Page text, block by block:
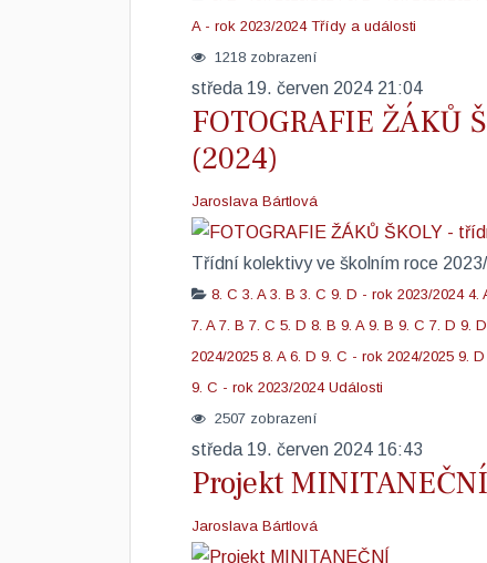
A - rok 2023/2024 Třídy a události
1218 zobrazení
středa 19. červen 2024 21:04
FOTOGRAFIE ŽÁKŮ
(2024)
Jaroslava Bártlová
Třídní kolektivy ve školním roce
8. C 3. A 3. B 3. C 9. D - rok 2023/2024 4.
7. A 7. B 7. C 5. D 8. B 9. A 9. B 9. C 7. D 9. D
2024/2025 8. A 6. D 9. C - rok 2024/2025 9.
9. C - rok 2023/2024 Události
2507 zobrazení
středa 19. červen 2024 16:43
Projekt MINITANEČNÍ
Jaroslava Bártlová